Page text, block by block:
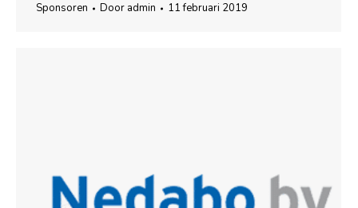
Sponsoren Door admin 11 februari 2019